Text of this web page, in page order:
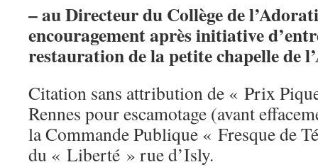
– au Directeur du Collège de
encouragement après initiative
restauration de la petite chapelle de
Citation sans attribution de « Prix
Rennes pour escamotage (avant
la Commande Publique « Fresque de
du « Liberté » rue d’Isly.